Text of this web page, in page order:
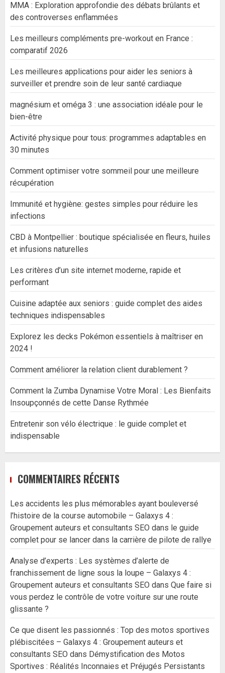
MMA : Exploration approfondie des débats brûlants et
des controverses enflammées
Les meilleurs compléments pre-workout en France :
comparatif 2026
Les meilleures applications pour aider les seniors à
surveiller et prendre soin de leur santé cardiaque
magnésium et oméga 3 : une association idéale pour le
bien-être
Activité physique pour tous: programmes adaptables en
30 minutes
Comment optimiser votre sommeil pour une meilleure
récupération
Immunité et hygiène: gestes simples pour réduire les
infections
CBD à Montpellier : boutique spécialisée en fleurs, huiles
et infusions naturelles
Les critères d’un site internet moderne, rapide et
performant
Cuisine adaptée aux seniors : guide complet des aides
techniques indispensables
Explorez les decks Pokémon essentiels à maîtriser en
2024 !
Comment améliorer la relation client durablement ?
Comment la Zumba Dynamise Votre Moral : Les Bienfaits
Insoupçonnés de cette Danse Rythmée
Entretenir son vélo électrique : le guide complet et
indispensable
COMMENTAIRES RÉCENTS
Les accidents les plus mémorables ayant bouleversé
l’histoire de la course automobile – Galaxys 4 :
Groupement auteurs et consultants SEO dans le guide
complet pour se lancer dans la carrière de pilote de rallye
Analyse d’experts : Les systèmes d’alerte de
franchissement de ligne sous la loupe – Galaxys 4 :
Groupement auteurs et consultants SEO dans Que faire si
vous perdez le contrôle de votre voiture sur une route
glissante ?
Ce que disent les passionnés : Top des motos sportives
plébiscitées – Galaxys 4 : Groupement auteurs et
consultants SEO dans Démystification des Motos
Sportives : Réalités Inconnaies et Préjugés Persistants